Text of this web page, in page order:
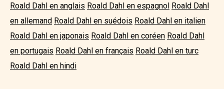
Roald Dahl en anglais Roald Dahl en espagnol Roald Dahl
en allemand Roald Dahl en suédois Roald Dahl en italien
Roald Dahl en japonais Roald Dahl en coréen Roald Dahl
en portugais Roald Dahl en français Roald Dahl en turc
Roald Dahl en hindi